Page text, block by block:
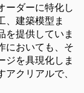
ーダーに特化し
、建築模型ま
を提供していま
においても、そ
ジを具現化しま
クリアルで、